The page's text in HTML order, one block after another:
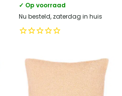
✓ Op voorraad
Nu besteld, zaterdag in huis